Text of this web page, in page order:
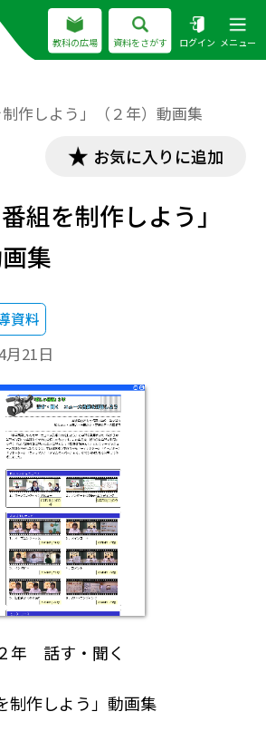
教科の広場 資料をさがす ログイン メニュー
制作しよう」（２年）動画集
お気に入りに追加
組を制作しよう」
集
資料
月21日
年 話す・聞く
制作しよう」動画集